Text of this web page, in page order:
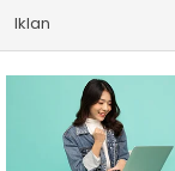
Iklan